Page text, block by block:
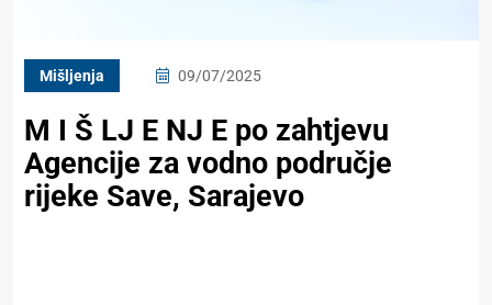
Mišljenja 09/07/2025
M I Š LJ E NJ E po zahtjevu
Agencije za vodno područje
rijeke Save, Sarajevo